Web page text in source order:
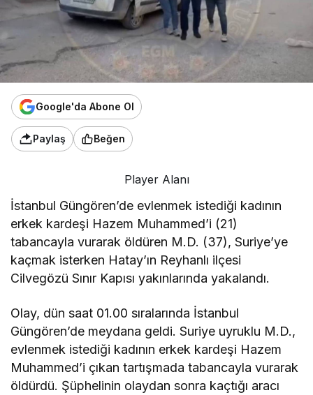
Google'da Abone Ol
Paylaş Beğen
Player Alanı
İstanbul Güngören’de evlenmek istediği kadının
erkek kardeşi Hazem Muhammed’i (21)
tabancayla vurarak öldüren M.D. (37), Suriye’ye
kaçmak isterken Hatay’ın Reyhanlı ilçesi
Cilvegözü Sınır Kapısı yakınlarında yakalandı.
Olay, dün saat 01.00 sıralarında İstanbul
Güngören’de meydana geldi. Suriye uyruklu M.D.,
evlenmek istediği kadının erkek kardeşi Hazem
Muhammed’i çıkan tartışmada tabancayla vurarak
öldürdü. Şüphelinin olaydan sonra kaçtığı aracı